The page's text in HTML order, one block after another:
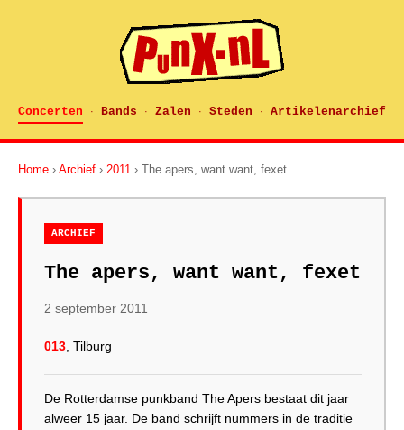
Concerten · Bands · Zalen · Steden · Artikelenarchief
Home › Archief › 2011 › The apers, want want, fexet
ARCHIEF
The apers, want want, fexet
2 september 2011
013 , Tilburg
De Rotterdamse punkband The Apers bestaat dit jaar
alweer 15 jaar. De band schrijft nummers in de traditie